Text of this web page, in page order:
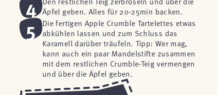
4 Äpfel geben. Alles für 20-25min backen.
5
Die fertigen Apple Crumble Tartelettes etwas
abkühlen lassen und zum Schluss das
Karamell darüber träufeln. Tipp: Wer mag,
kann auch ein paar Mandelstifte zusammen
mit dem restlichen Crumble-Teig vermengen
und über die Äpfel geben.